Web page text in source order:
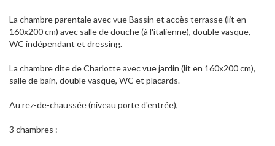
La chambre parentale avec vue Bassin et accès terrasse (lit en
160x200 cm) avec salle de douche (à l'italienne), double vasque,
WC indépendant et dressing.
La chambre dite de Charlotte avec vue jardin (lit en 160x200 cm),
salle de bain, double vasque, WC et placards.
Au rez-de-chaussée (niveau porte d'entrée),
3 chambres :